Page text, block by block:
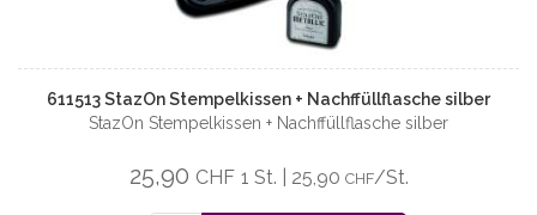
611513 StazOn Stempelkissen + Nachffüllflasche silber
StazOn Stempelkissen + Nachffüllflasche silber
25,90 CHF 1 St. | 25,90 CHF/St.